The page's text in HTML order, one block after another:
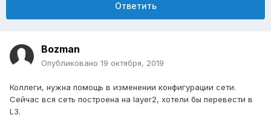
Ответить
Bozman
Опубликовано 19 октября, 2019
Коллеги, нужна помощь в изменении конфигурации сети.
Сейчас вся сеть построена на layer2, хотели бы перевести в
L3.